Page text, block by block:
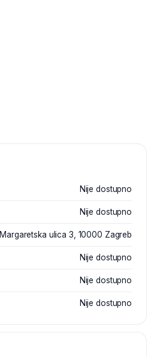
Nije dostupno
Nije dostupno
Margaretska ulica 3, 10000 Zagreb
Nije dostupno
Nije dostupno
Nije dostupno